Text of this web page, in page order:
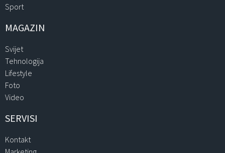
Sport
MAGAZIN
Svijet
Tehnologija
Lifestyle
Foto
Video
SERVISI
Kontakt